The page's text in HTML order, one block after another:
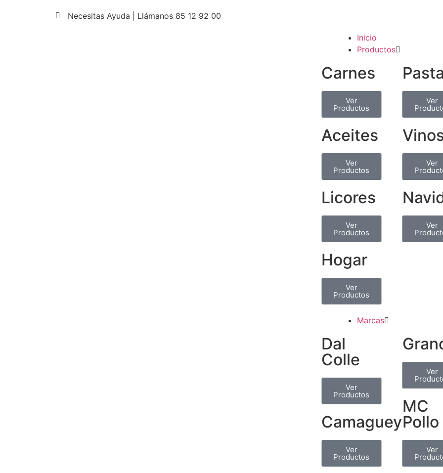
Necesitas Ayuda | Llámanos 85 12 92 00
Inicio
Productos
Carnes
Ver
Productos
Aceites
Ver
Productos
Licores
Ver
Productos
Hogar
Ver
Productos
Ver
Ver
Ver
Marcas
Dal
Colle
Ver
Productos
Camaguey
Ver
Productos
Ver
MC
Pollo
Ver